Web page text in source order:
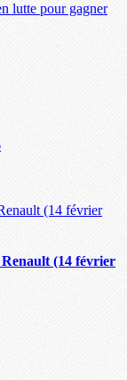
lutte pour gagner
(14 février